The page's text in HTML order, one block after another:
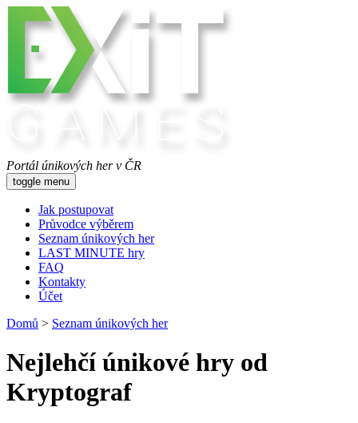
Portál únikových her v ČR
toggle menu
Jak postupovat
Průvodce výběrem
Seznam únikových her
LAST MINUTE hry
FAQ
Kontakty
Účet
Domů > Seznam únikových her
Nejlehčí únikové hry od
Kryptograf